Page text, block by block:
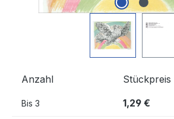
Anzahl Stückpreis
Bis 3 1,29 €